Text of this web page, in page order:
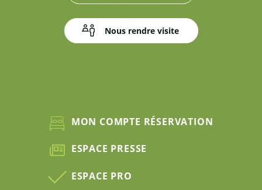
Nous rendre visite
MON COMPTE RÉSERVATION
ESPACE PRESSE
ESPACE PRO